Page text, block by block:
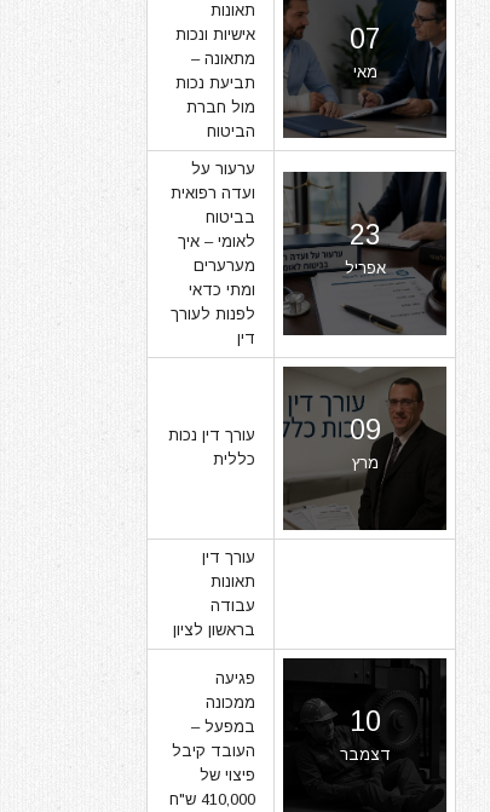
07
מאי
תאונות
אישיות ונכות
מתאונה –
תביעת נכות
מול חברת
הביטוח
23
אפריל
ערעור על
ועדה רפואית
בביטוח
לאומי – איך
מערערים
ומתי כדאי
לפנות לעורך
דין
09
מרץ
עורך דין נכות
כללית
עורך דין
תאונות
עבודה
בראשון לציון
10
דצמבר
פגיעה
ממכונה
במפעל –
העובד קיבל
פיצוי של
410,000 ש"ח